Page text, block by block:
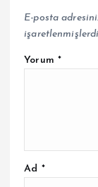
E-posta
Yorum *
Ad *